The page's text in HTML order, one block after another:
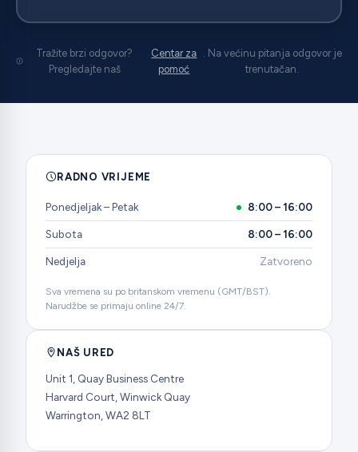
Tražite brzi odgovor?
Pregledajte naš
Centar za
pomoć
. Na većinu pitanja odgovor je
trenutačan.
RADNO VRIJEME
Ponedjeljak – Petak 8:00 – 16:00
Subota 8:00 – 16:00
Nedjelja Zatvoreno
Sva vremena su po britanskom vremenu (GMT/BST).
Narudžbe se primaju online 24/7.
NAŠ URED
Unit 1, Quay Business Centre
Harvard Court, Winwick Quay
Warrington, WA2 8LT